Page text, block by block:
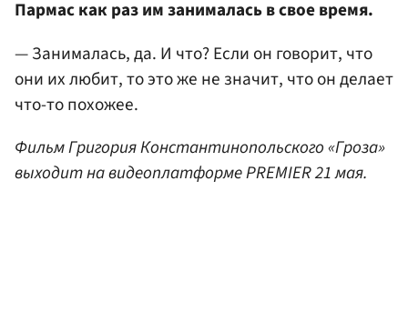
Пармас как раз им занималась в свое время.
— Занималась, да. И что? Если он говорит, что
они их любит, то это же не значит, что он делает
что-то похожее.
Фильм Григория Константинопольского «Гроза»
выходит на видеоплатформе PREMIER 21 мая.